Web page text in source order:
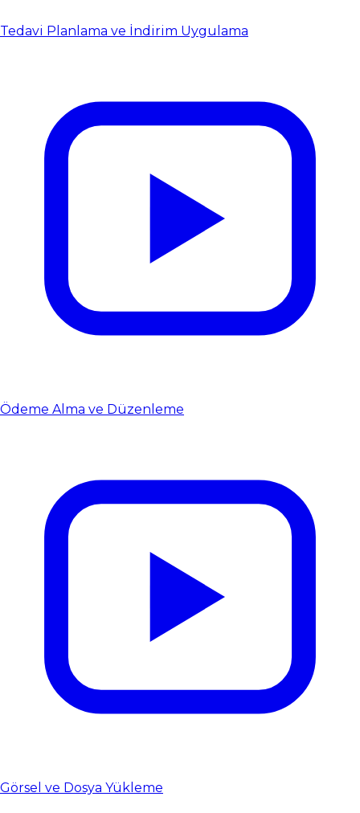
Tedavi Planlama ve İndirim Uygulama
Ödeme Alma ve Düzenleme
Görsel ve Dosya Yükleme